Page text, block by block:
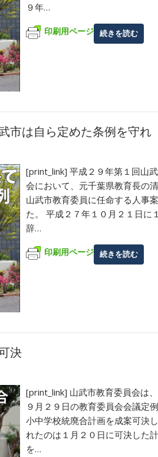
９年…
印刷用ページ 続きを読む
市は自ら定めた条例を守れ
[print_link] 平成２９年第１回山
会において、元千葉県教育長の
山武市教育委員に任命する人事
た。 平成２７年１０月２１日に
辞…
印刷用ページ 続きを読む
決
[print_link] 山武市教育委員会は
９月２９日の教育委員会会議定
小中学校統廃合計画を成案可決
れたのは１月２０日に可決した
を…